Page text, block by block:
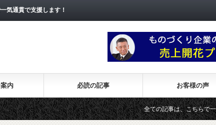
気通貫で支援します！
内 必読の記事 お客様の声
全ての記事は、こちらで一覧表示され